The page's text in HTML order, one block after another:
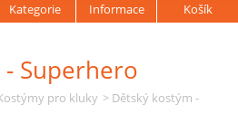
Kategorie Informace Košík
Superhero
pro kluky > Dětský kostým -